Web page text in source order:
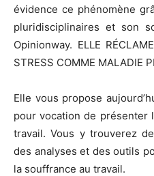
évidence ce phénomène
pluridisciplinaires et son
Opinionway. ELLE
STRESS COMME MALADIE
Elle vous propose
pour vocation de présenter
travail. Vous y trouverez
des analyses et des outils
la souffrance au travail.